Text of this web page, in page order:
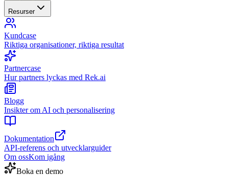
Resurser
Kundcase
Riktiga organisationer, riktiga resultat
Partnercase
Hur partners lyckas med Rek.ai
Blogg
Insikter om AI och personalisering
Dokumentation
API-referens och utvecklarguider
Om ossKom igång
Boka en demo